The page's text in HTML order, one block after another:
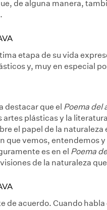
de alguna manera,
etapa de su vida
y, muy en especial
destacar que el Poema del
plásticas y la
el papel de la
que vemos, entendemos
es en el Poema
de la naturaleza
de acuerdo. Cuando